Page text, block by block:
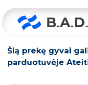
Šią prekę gyvai
parduotuvėje